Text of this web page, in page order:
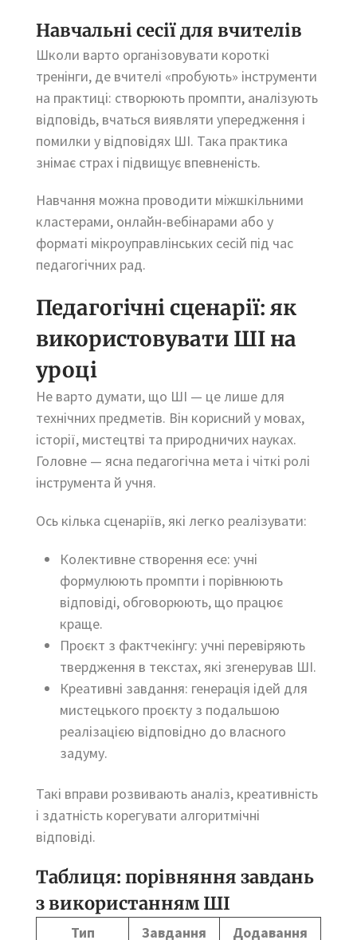
Навчальні сесії для вчителів
Школи варто організовувати короткі
тренінги, де вчителі «пробують» інструменти
на практиці: створюють промпти, аналізують
відповідь, вчаться виявляти упередження і
помилки у відповідях ШІ. Така практика
знімає страх і підвищує впевненість.
Навчання можна проводити міжшкільними
кластерами, онлайн-вебінарами або у
форматі мікроуправлінських сесій під час
педагогічних рад.
Педагогічні сценарії: як
використовувати ШІ на
уроці
Не варто думати, що ШІ — це лише для
технічних предметів. Він корисний у мовах,
історії, мистецтві та природничих науках.
Головне — ясна педагогічна мета і чіткі ролі
інструмента й учня.
Ось кілька сценаріїв, які легко реалізувати:
Колективне створення есе: учні
формулюють промпти і порівнюють
відповіді, обговорюють, що працює
краще.
Проєкт з фактчекінгу: учні перевіряють
твердження в текстах, які згенерував ШІ.
Креативні завдання: генерація ідей для
мистецького проєкту з подальшою
реалізацією відповідно до власного
задуму.
Такі вправи розвивають аналіз, креативність
і здатність корегувати алгоритмічні
відповіді.
Таблиця: порівняння завдань
з використанням ШІ
Тип Завдання Додавання